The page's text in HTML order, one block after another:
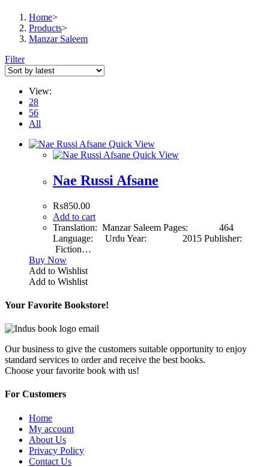
Home>
Products>
Manzar Saleem
Filter
View:
28
56
All
Quick View
Quick View
Nae Russi Afsane
₨850.00
Add to cart
Translation: Manzar Saleem Pages: 464
Language: Urdu Year: 2015 Publisher:
Fiction…
Buy Now
Add to Wishlist
Add to Wishlist
Your Favorite Bookstore!
Our business to give the customers suitable opportunity to enjoy
standard services to order and receive the best books.
Choose your favorite book with us!
For Customers
Home
My account
About Us
Privacy Policy
Contact Us